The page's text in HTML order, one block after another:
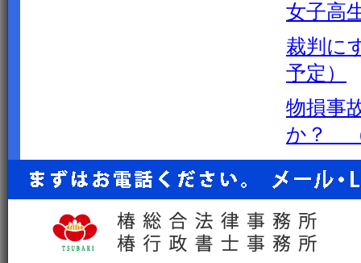
女子高
裁判に
予定）
物損事
か？